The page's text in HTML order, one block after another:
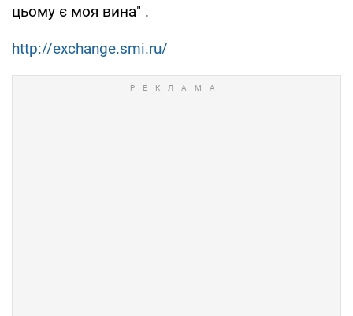
цьому є моя вина" .
http://exchange.smi.ru/